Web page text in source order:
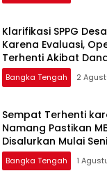
‎Klarifikasi SPPG
Karena Evaluasi,
Terhenti Akibat
Bangka Tengah 2
‎Sempat Terhenti
Namang Pastikan
Disalurkan Mulai
Bangka Tengah 1